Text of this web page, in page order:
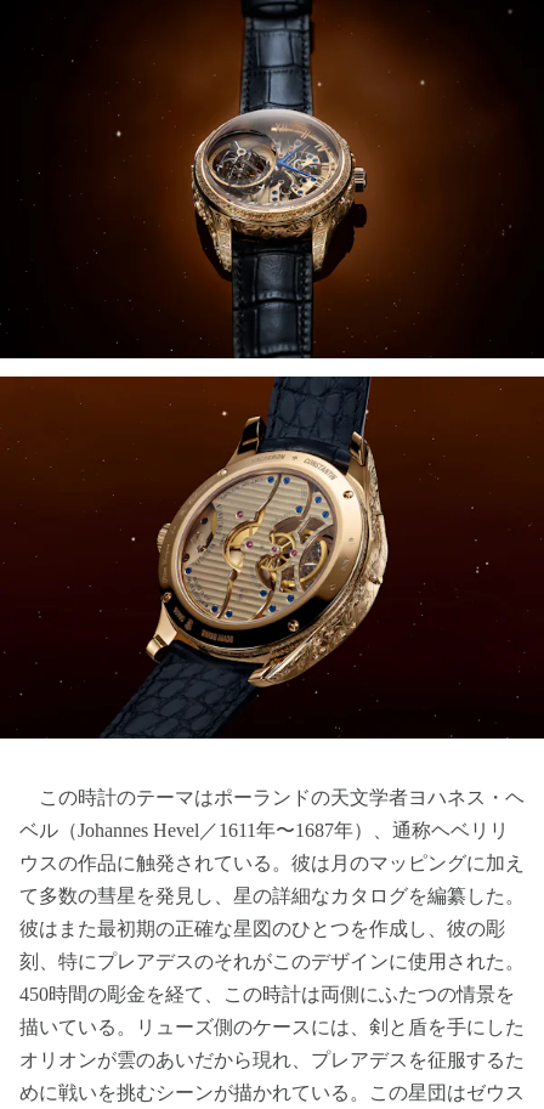
この時計のテーマはポーランドの天文学者ヨハネス・ヘ
ベル（Johannes Hevel／1611年〜1687年）、通称ヘベリリ
ウスの作品に触発されている。彼は月のマッピングに加え
て多数の彗星を発見し、星の詳細なカタログを編纂した。
彼はまた最初期の正確な星図のひとつを作成し、彼の彫
刻、特にプレアデスのそれがこのデザインに使用された。
450時間の彫金を経て、この時計は両側にふたつの情景を
描いている。リューズ側のケースには、剣と盾を手にした
オリオンが雲のあいだから現れ、プレアデスを征服するた
めに戦いを挑むシーンが描かれている。この星団はゼウス